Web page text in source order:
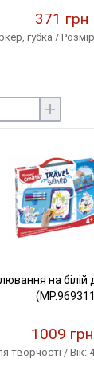
371 грн
губка /
+
на білій
1009 грн
творчості / Вік: